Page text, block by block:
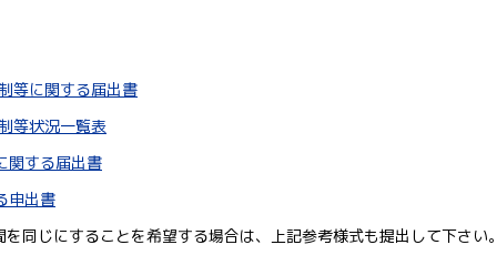
等に関する届出書
等状況一覧表
関する届出書
申出書
同じにすることを希望する場合は、上記参考様式も提出して下さい